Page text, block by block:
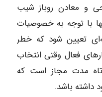
و معادن روباز شیب
با توجه به خصوصیات
تعیین شود که خطر
فعال وقتی انتخاب
مدت مجاز است که
داشته باشد.